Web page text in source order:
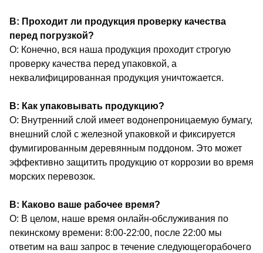
В: Проходит ли продукция проверку качества
перед погрузкой?
О: Конечно, вся наша продукция проходит строгую
проверку качества перед упаковкой, а
неквалифицированная продукция уничтожается.
В: Как упаковывать продукцию?
О: Внутренний слой имеет водонепроницаемую бумагу,
внешний слой с железной упаковкой и фиксируется
фумигированным деревянным поддоном. Это может
эффективно защитить продукцию от коррозии во время
морских перевозок.
В: Каково ваше рабочее время?
О: В целом, наше время онлайн-обслуживания по
пекинскому времени: 8:00-22:00, после 22:00 мы
ответим на ваш запрос в течение следующегорабочего